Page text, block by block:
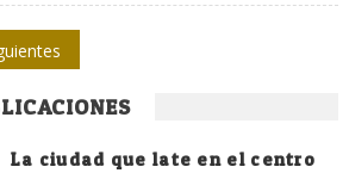
La ciudad que late en el centro